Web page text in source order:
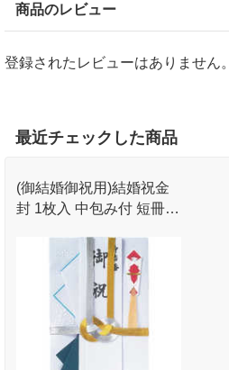
商品のレビュー
登録されたレビューはありません。
最近チェックした商品
(御結婚御祝用)結婚祝金
封 1枚入 中包み付 短冊3
祝) 新郎様向け